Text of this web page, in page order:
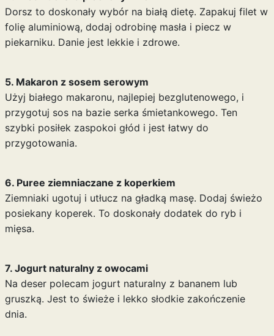
Dorsz to doskonały wybór na białą dietę. Zapakuj filet w
folię aluminiową, dodaj odrobinę masła i piecz w
piekarniku. Danie jest lekkie i zdrowe.
5. Makaron z sosem serowym
Użyj białego makaronu, najlepiej bezglutenowego, i
przygotuj sos na bazie serka śmietankowego. Ten
szybki posiłek zaspokoi głód i jest łatwy do
przygotowania.
6. Puree ziemniaczane z koperkiem
Ziemniaki ugotuj i utłucz na gładką masę. Dodaj świeżo
posiekany koperek. To doskonały dodatek do ryb i
mięsa.
7. Jogurt naturalny z owocami
Na deser polecam jogurt naturalny z bananem lub
gruszką. Jest to świeże i lekko słodkie zakończenie
dnia.